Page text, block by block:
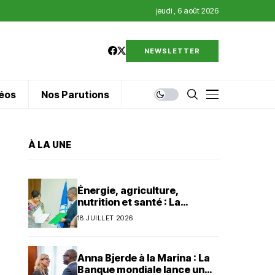
jeudi , 6 août 2026
NEWSLETTER
Nos Parutions
À LA UNE
Énergie, agriculture,
nutrition et santé : La
Banque mondiale injecte 320
18 JUILLET 2026
Anna Bjerde à la Marina : La
Banque mondiale lance un